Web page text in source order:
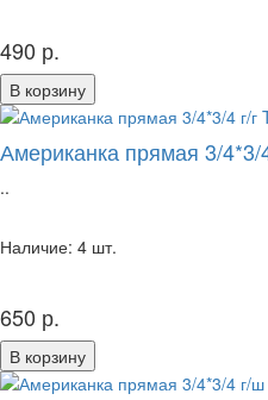
490 р.
В корзину
Американка прямая 3/4*3/
..
Наличие: 4 шт.
650 р.
В корзину